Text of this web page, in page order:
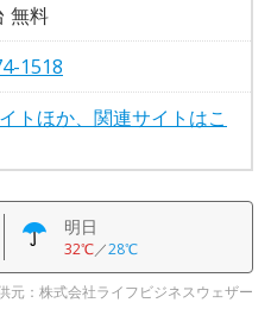
無料
1518
トほか、関連サイトはこ
明日
32℃／28℃
元：株式会社ライフビジネスウェザー